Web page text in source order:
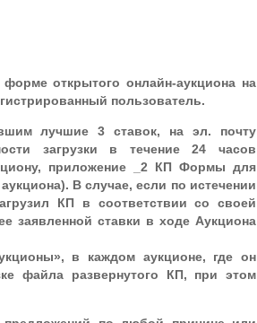
открытого онлайн-аукциона на
пользователь.
лучшие 3 ставок, на эл. почту
загрузки в течение 24 часов
приложение _2 КП Формы для
В случае, если по истечении
КП в соответствии со своей
заявленной ставки в ходе Аукциона
в каждом аукционе, где он
файла развернутого КП, при этом